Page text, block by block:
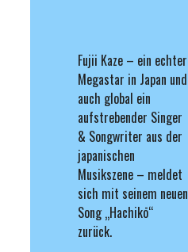
Fujii Kaze – ein echter
Megastar in Japan und
auch global ein
aufstrebender Singer
& Songwriter aus der
japanischen
Musikszene – meldet
sich mit seinem neuen
Song „Hachikō“
zurück.